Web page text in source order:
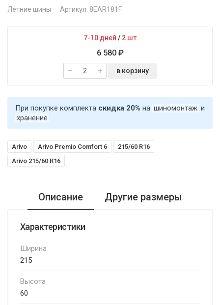
Летние шины Артикул: 8EAR181F
7-10 дней / 2 шт
6 580 ₽
в корзину
При покупке комплекта скидка 20% на шиномонтаж и
хранение
Arivo Arivo Premio Comfort 6
215/60 R16
Arivo 215/60 R16
Описание Другие размеры
Характеристики
Ширина
215
Высота
60